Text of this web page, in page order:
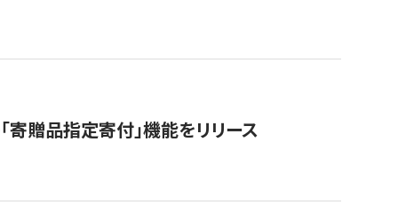
贈品指定寄付」機能をリリース